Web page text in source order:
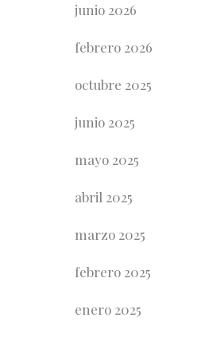
junio 2026
febrero 2026
octubre 2025
junio 2025
mayo 2025
abril 2025
marzo 2025
febrero 2025
enero 2025